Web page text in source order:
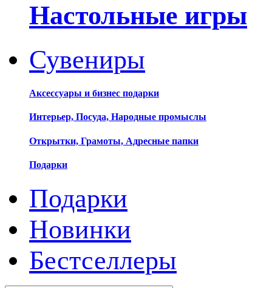
Настольные игры
Сувениры
Аксессуары и бизнес подарки
Интерьер, Посуда, Народные промыслы
Открытки, Грамоты, Адресные папки
Подарки
Подарки
Новинки
Бестселлеры